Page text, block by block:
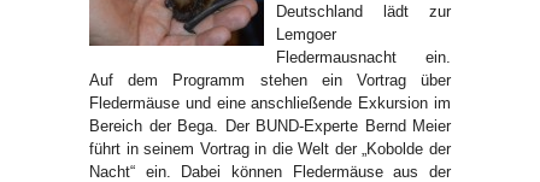
Deutschland lädt zur
Lemgoer
Fledermausnacht ein.
Auf dem Programm stehen ein Vortrag über
Fledermäuse und eine anschließende Exkursion im
Bereich der Bega. Der BUND-Experte Bernd Meier
führt in seinem Vortrag in die Welt der „Kobolde der
Nacht“ ein. Dabei können Fledermäuse aus der